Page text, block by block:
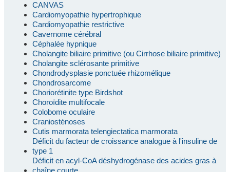
CANVAS
Cardiomyopathie hypertrophique
Cardiomyopathie restrictive
Cavernome cérébral
Céphalée hypnique
Cholangite biliaire primitive (ou Cirrhose biliaire primitive)
Cholangite sclérosante primitive
Chondrodysplasie ponctuée rhizomélique
Chondrosarcome
Choriorétinite type Birdshot
Choroïdite multifocale
Colobome oculaire
Craniosténoses
Cutis marmorata telengiectatica marmorata
Déficit du facteur de croissance analogue à l'insuline de
type 1
Déficit en acyl-CoA déshydrogénase des acides gras à
chaîne courte